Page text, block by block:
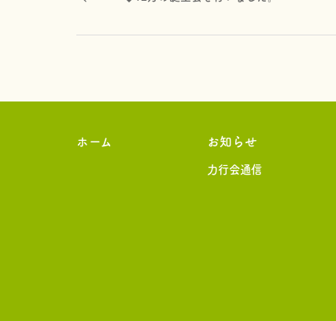
ホーム お知らせ
力行会通信